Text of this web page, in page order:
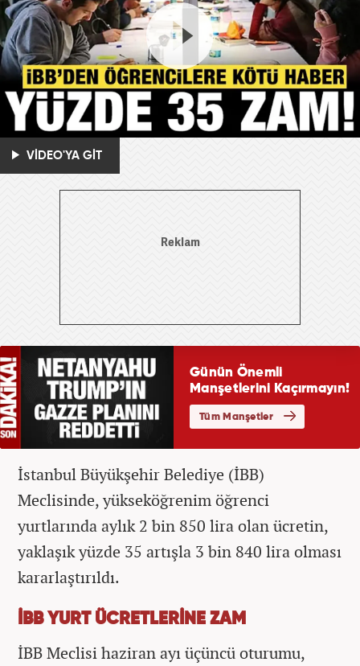
VİDEO'YA GİT
İstanbul Büyükşehir Belediye (İBB)
Meclisinde, yükseköğrenim öğrenci
yurtlarında aylık 2 bin 850 lira olan ücretin,
yaklaşık yüzde 35 artışla 3 bin 840 lira olması
kararlaştırıldı.
İBB YURT ÜCRETLERİNE ZAM
İBB Meclisi haziran ayı üçüncü oturumu,